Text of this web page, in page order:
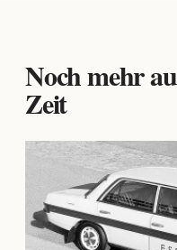
Noch mehr
Zeit